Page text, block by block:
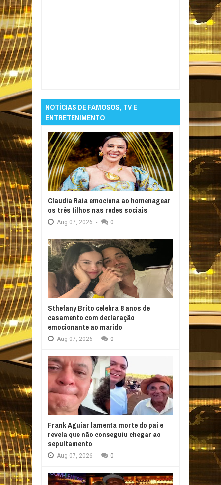
NOTÍCIAS DE FAMOSOS, TV E
ENTRETENIMENTO
Claudia Raia emociona ao homenagear
os três filhos nas redes sociais
Aug 07, 2026 - 0
Sthefany Brito celebra 8 anos de
casamento com declaração
emocionante ao marido
Aug 07, 2026 - 0
Frank Aguiar lamenta morte do pai e
revela que não conseguiu chegar ao
sepultamento
Aug 07, 2026 - 0